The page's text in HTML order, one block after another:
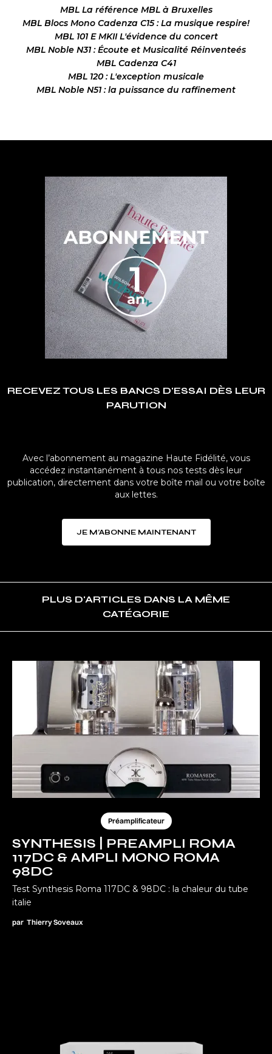
MBL La référence MBL à Bruxelles
MBL Blocs Mono Cadenza C15 : La musique respire!
MBL 101 E MKII L'évidence du concert
MBL Noble N31 : Écoute et Musicalité Réinventeés
MBL Cadenza C41
MBL 120 : L'exception musicale
MBL Noble N51 : la puissance du raffinement
RECEVEZ TOUS LES BANCS D'ESSAI DÈS LEUR
PARUTION
Avec l’abonnement au magazine Haute Fidélité, vous
accédez instantanément à tous nos tests dès leur
publication, directement dans votre boîte mail ou votre boîte
aux lettes.
JE M’ABONNE MAINTENANT
PLUS D'ARTICLES DANS LA MÊME
CATÉGORIE
Préamplificateur
SYNTHESIS | PREAMPLI ROMA
117DC & AMPLI MONO ROMA
98DC
Test Synthesis Roma 117DC & 98DC : la chaleur du tube
italie
par Thierry Soveaux